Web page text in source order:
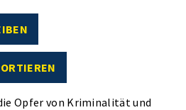
Opfer von Kriminalität und